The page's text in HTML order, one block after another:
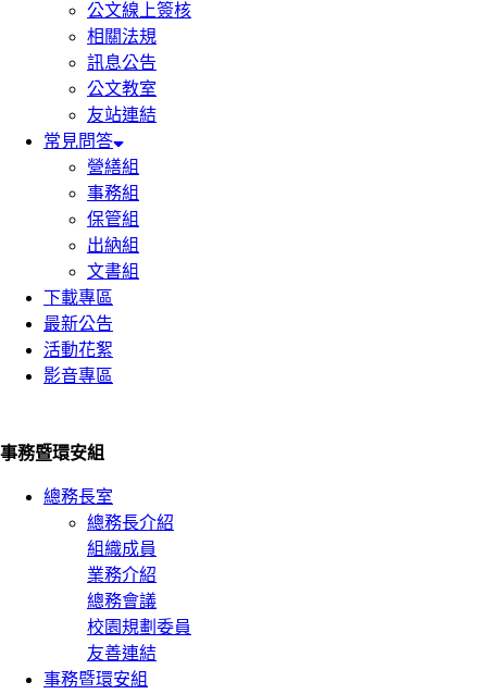
公文線上簽核
相關法規
訊息公告
公文教室
友站連結
常見問答
營繕組
事務組
保管組
出納組
文書組
下載專區
最新公告
活動花絮
影音專區
事務暨環安組
總務長室
總務長介紹
組織成員
業務介紹
總務會議
校園規劃委員
友善連結
事務暨環安組